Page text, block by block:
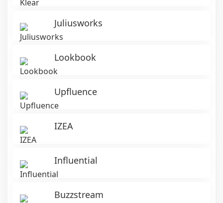
Juliusworks
Lookbook
Upfluence
IZEA
Influential
Buzzstream